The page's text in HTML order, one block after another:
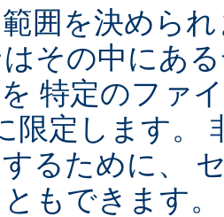
囲を決めら
その中にあ
特定のファ
限定します。
るために、
もできます。